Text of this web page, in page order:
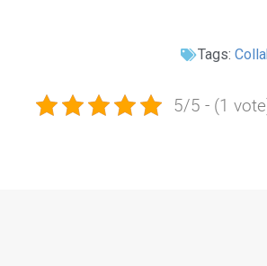
Tags:
5/5 - (1